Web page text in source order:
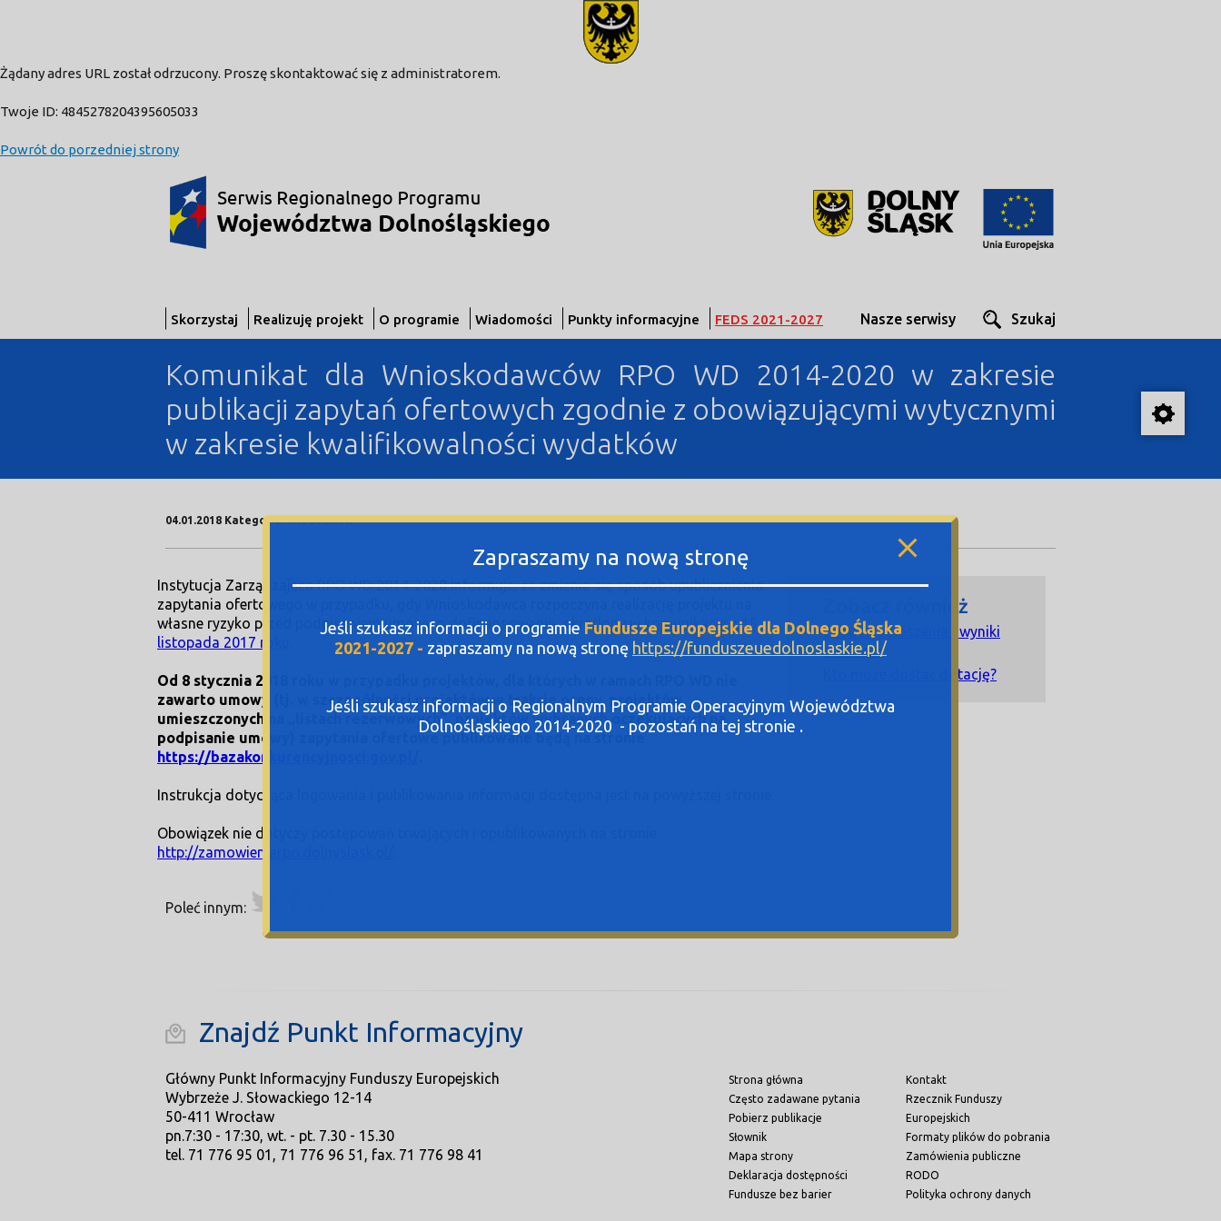
Żądany adres URL został odrzucony. Proszę skontaktować się z administratorem.
Twoje ID: 4845278204395605033
Powrót do porzedniej strony
Skorzystaj Realizuję projekt O programie Wiadomości Punkty informacyjne FEDS 2021-2027 Szukaj
Nasze serwisy
Komunikat dla Wnioskodawców RPO WD 2014-2020 w zakresie
publikacji zapytań ofertowych zgodnie z obowiązującymi wytycznymi
w zakresie kwalifikowalności wydatków
04.01.2018 Kategoria: Wiadomości
Instytucja Zarządzająca RPO WD 2014-2020 informuje, że zmienia się sposób upublicznienia
zapytania ofertowego w przypadku, gdy Wnioskodawca rozpoczyna realizację projektu na
własne ryzyko przed podpisaniem umowy o dofinansowanie, określony wkomunikacie z 15
listopada 2017 roku
Od 8 stycznia 2018 roku w przypadku projektów, dla których w ramach RPO WD nie
zawarto umowy (tj. w szczególności projektów w trakcie oceny, projektów
umieszczonych na „listach rezerwowych”, projektów wybranych oczekujących na
podpisanie umowy) zapytania ofertowe publikowane będą na stronie
https://bazakonkurencyjnosci.gov.pl/
Instrukcja dotycząca logowania i publikowania informacji dostępna jest na powyższej stronie.
Obowiązek nie dotyczy postępowań trwających i opublikowanych na stronie
http://zamowieniarpo.dolnyslask.pl/.
Zobacz również
Zobacz ogłoszenia i wyniki
naborów
Kto może dostać dotację?
Poleć innym:
Znajdź Punkt Informacyjny
Główny Punkt Informacyjny Funduszy Europejskich
Wybrzeże J. Słowackiego 12-14
50-411 Wrocław
pn.7:30 - 17:30, wt. - pt. 7.30 - 15.30
tel. 71 776 95 01, 71 776 96 51, fax. 71 776 98 41
Strona główna
Często zadawane pytania
Pobierz publikacje
Słownik
Mapa strony
Deklaracja dostępności
Fundusze bez barier
Kontakt
Rzecznik Funduszy
Europejskich
Formaty plików do pobrania
Zamówienia publiczne
RODO
Polityka ochrony danych
modal-check
Zapraszamy na nową stronę
Jeśli szukasz informacji o programie Fundusze Europejskie dla Dolnego Śląska
2021-2027 - zapraszamy na nową stronę https://funduszeuedolnoslaskie.pl/
Jeśli szukasz informacji o Regionalnym Programie Operacyjnym Województwa
Dolnośląskiego 2014-2020 - pozostań na tej stronie .